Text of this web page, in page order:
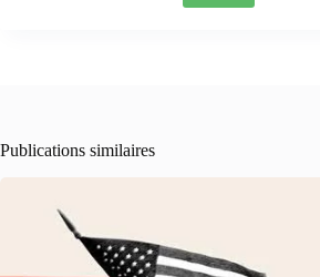
Publications similaires